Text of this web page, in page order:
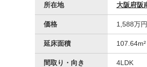
洗面台・洗面所
所在地 大阪府阪
価格 1,588万円
延床面積
間取り・向き 4LDK